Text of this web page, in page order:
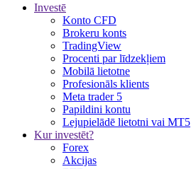
Investē
Konto CFD
Brokeru konts
TradingView
Procenti par līdzekļiem
Mobilā lietotne
Profesionāls klients
Meta trader 5
Papildini kontu
Lejupielādē lietotni vai MT5
Kur investēt?
Forex
Akcijas